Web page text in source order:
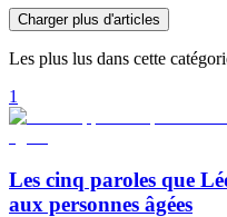
Charger plus d'articles
Les plus lus dans cette
1
Les cinq paroles que
aux personnes âgées